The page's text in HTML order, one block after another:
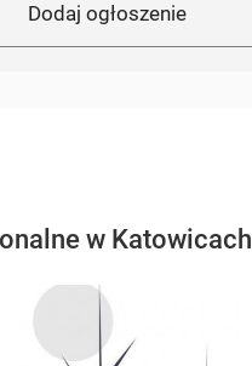
Dodaj ogłoszenie
w Katowicach